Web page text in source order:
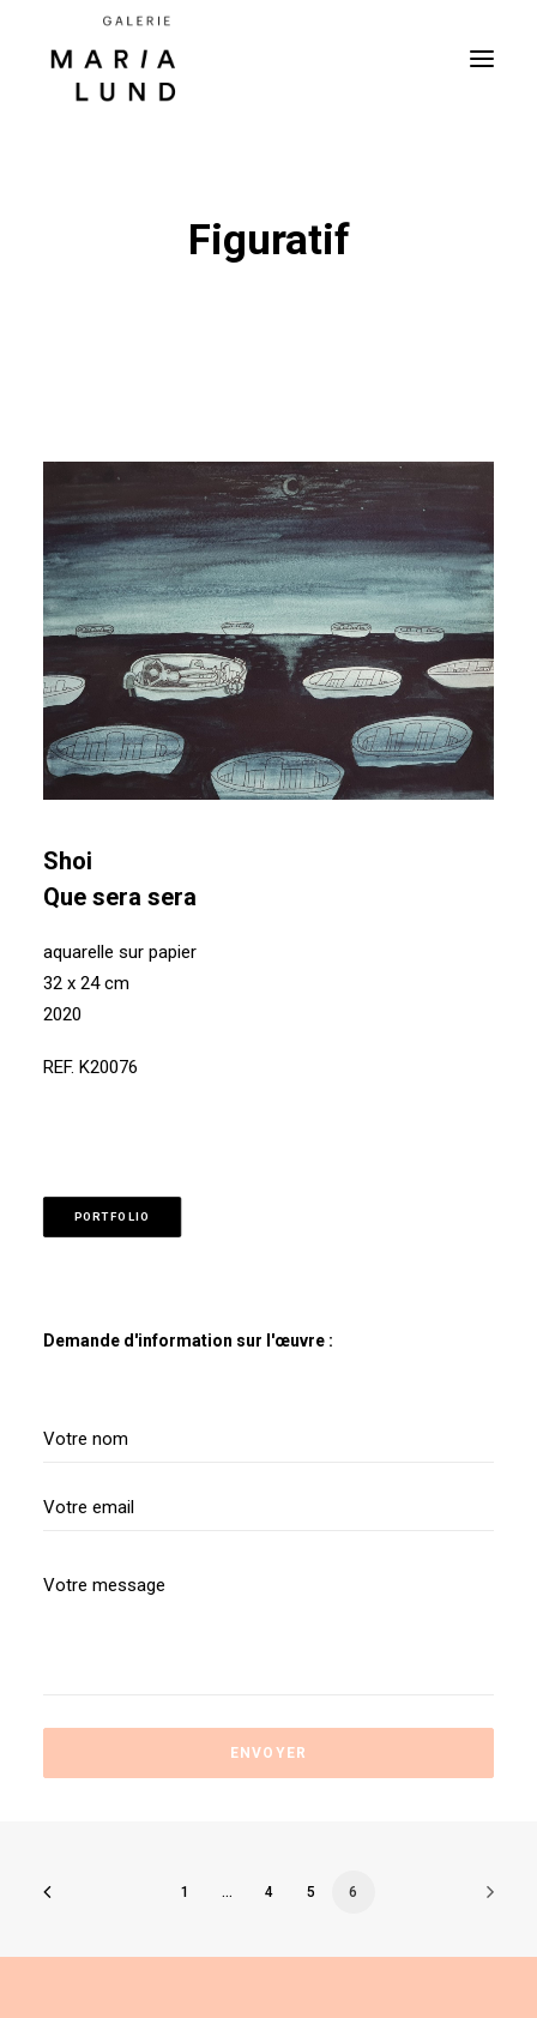
Figuratif
Shoi
Que sera sera
aquarelle sur papier
32 x 24 cm
2020
REF. K20076
PORTFOLIO
Demande d'information sur l'œuvre :
1 … 4 5 6